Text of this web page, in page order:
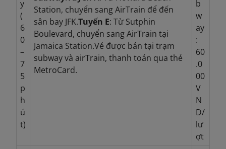
y
(
6
0
–
7
5
p
h
ú
t)
Station, chuyển sang AirTrain để đến
sân bay JFK.Tuyến E: Từ Sutphin
Boulevard, chuyển sang AirTrain tại
Jamaica Station.Vé được bán tại trạm
subway và airTrain, thanh toán qua thẻ
MetroCard.
b
w
ay
:
60
.0
00
V
N
D/
lư
ợt